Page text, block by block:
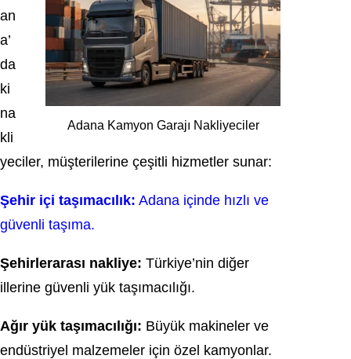
Adana Kamyon Garajı Nakliyeciler
an
a’
da
ki
na
kli
yeciler, müşterilerine çeşitli hizmetler sunar:
Şehir içi taşımacılık: Adana içinde hızlı ve
güvenli taşıma.
Şehirlerarası nakliye: Türkiye’nin diğer
illerine güvenli yük taşımacılığı.
Ağır yük taşımacılığı: Büyük makineler ve
endüstriyel malzemeler için özel kamyonlar.